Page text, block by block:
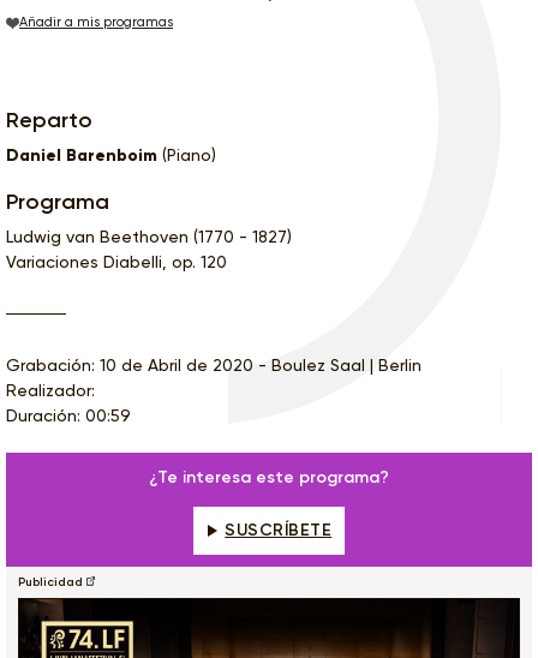
Añadir a mis programas
Reparto
Daniel Barenboim (Piano)
Programa
Ludwig van Beethoven (1770 - 1827)
Variaciones Diabelli, op. 120
Grabación: 10 de Abril de 2020 - Boulez Saal | Berlin
Realizador:
Duración: 00:59
¿Te interesa este programa?
SUSCRÍBETE
Publicidad